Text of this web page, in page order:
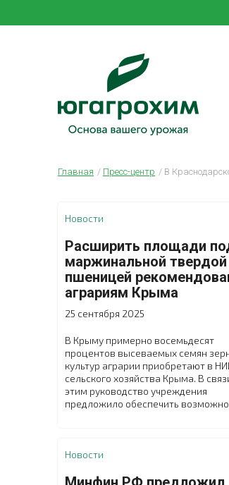
Главная Пресс-центр В
Новости
Расширить площади
маржинальной твердой
пшеницей
аграриям Крыма
25 сентября 2025
В Крыму примерно восемьдесят
процентов высеваемых семян
культур аграрии приобретают в
сельского хозяйства Крыма. В
этим руководство учреждения
предложило обеспечить
платежа. Чтобы утвердить данное
состоялся внеочередной
Новости